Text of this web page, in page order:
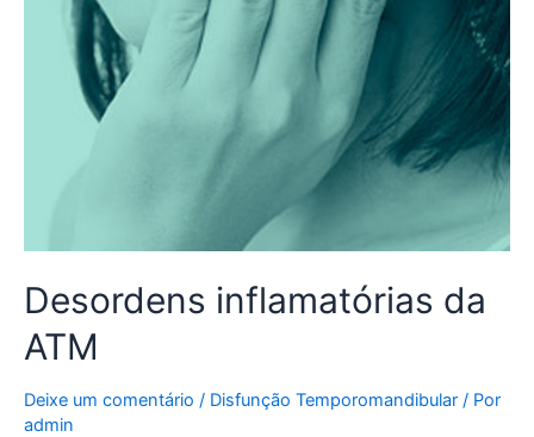
Desordens inflamatórias da
ATM
Deixe um comentário / Disfunção Temporomandibular / Por
admin